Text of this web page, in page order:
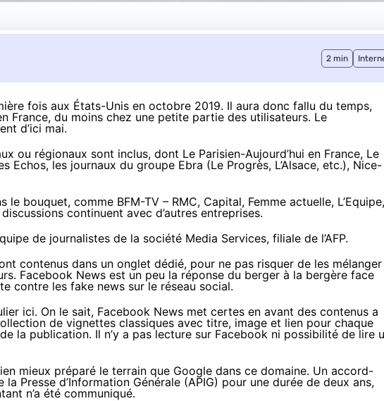
2 min
fois aux États-Unis en octobre 2019. Il aura donc fallu du temps,
France, du moins chez une petite partie des utilisateurs. Le
d’ici mai.
ou régionaux sont inclus, dont Le Parisien-Aujourd’hui en France, Le
Echos, les journaux du groupe Ebra (Le Progrès, L’Alsace, etc.), Nice-
le bouquet, comme BFM-TV – RMC, Capital, Femme actuelle, L’Equipe,
continuent avec d’autres entreprises.
de journalistes de la société Media Services, filiale de l’AFP.
contenus dans un onglet dédié, pour ne pas risquer de les mélanger
Facebook News est un peu la réponse du berger à la bergère face
contre les fake news sur le réseau social.
ici. On le sait, Facebook News met certes en avant des contenus a
de vignettes classiques avec titre, image et lien pour chaque
la publication. Il n’y a pas lecture sur Facebook ni possibilité de lire
mieux préparé le terrain que Google dans ce domaine. Un accord-
la Presse d’Information Générale (APIG) pour une durée de deux ans,
n’a été communiqué.